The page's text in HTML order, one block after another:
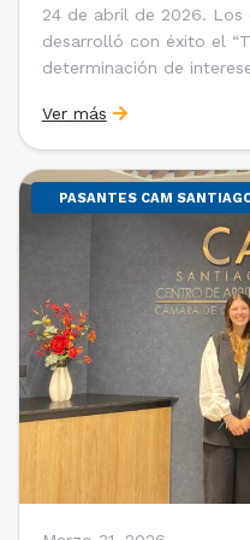
24 de abril de 2026. Los
desarrolló con éxito el
determinación de
Universidad Católica de
de la Universidad de
[…]
Ver más
PASANTES CAM